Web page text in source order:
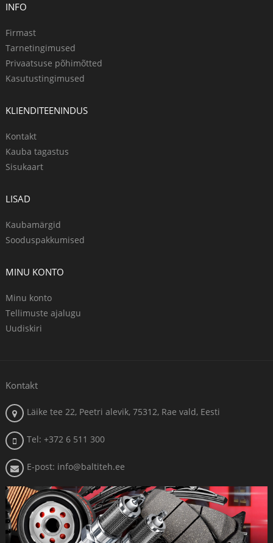
INFO
Firmast
Tarnetingimused
Privaatsuse põhimõtted
Kasutustingimused
KLIENDITEENINDUS
Kontakt
Kauba tagastus
Sisukaart
LISAD
Kaubamärgid
Sooduspakkumised
MINU KONTO
Minu konto
Tellimuste ajalugu
Uudiskiri
Kontakt
Läike tee 22, Peetri alevik, 75312, Rae vald, Eesti
Tel: +372 6 511 300
E-post: info@baltiteh.ee